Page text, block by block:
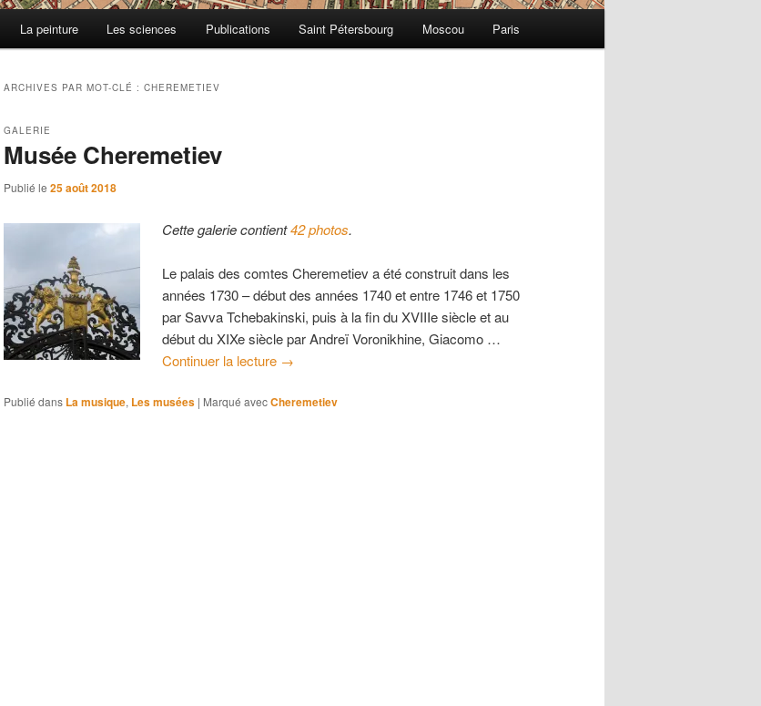
La peinture Les sciences Publications Saint Pétersbourg Moscou Paris
ARCHIVES PAR MOT-CLÉ : CHEREMETIEV
Musée Cheremetiev
GALERIE
Publié le 25 août 2018
Cette galerie contient42 photos.
Le palais des comtes Cheremetiev a été construit dans les
années 1730 – début des années 1740 et entre 1746 et 1750
par Savva Tchebakinski, puis à la fin du XVIIIe siècle et au
début du XIXe siècle par Andreï Voronikhine, Giacomo …
Continuer la lecture →
Publié dans La musique, Les musées | Marqué avecCheremetiev